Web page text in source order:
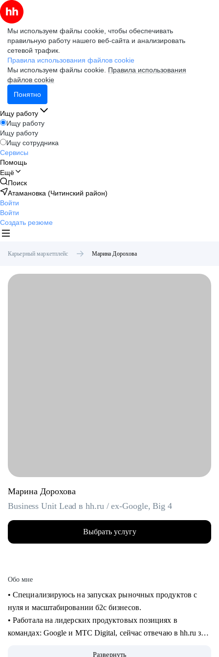
Мы используем файлы cookie, чтобы обеспечивать
правильную работу нашего веб-сайта и анализировать
сетевой трафик.
Правила использования файлов cookie
Мы используем файлы cookie. Правила использования
файлов cookie
Понятно
Ищу работу
Ищу работу
Ищу работу
Ищу сотрудника
Сервисы
Помощь
Ещё
Поиск
Атамановка (Читинский район)
Войти
Войти
Создать резюме
Карьерный маркетплейс Марина Дорохова
Марина Дорохова
Business Unit Lead в hh.ru / ex-Google, Big 4
Выбрать услугу
Обо мне
• Специализируюсь на запусках рыночных продуктов с
нуля и масштабировании б2с бизнесов.
• Работала на лидерских продуктовых позициях в
командах: Google и МТС Digital, сейчас отвечаю в hh.ru за
Развернуть